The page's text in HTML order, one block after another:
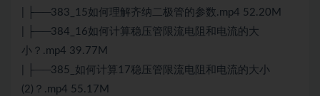
| ├──383_15如何理解齐纳二极管的参数.mp4 52.20M
| ├──384_16如何计算稳压管限流电阻和电流的大
小？.mp4 39.77M
| ├──385_如何计算17稳压管限流电阻和电流的大小
(2)？.mp4 55.17M